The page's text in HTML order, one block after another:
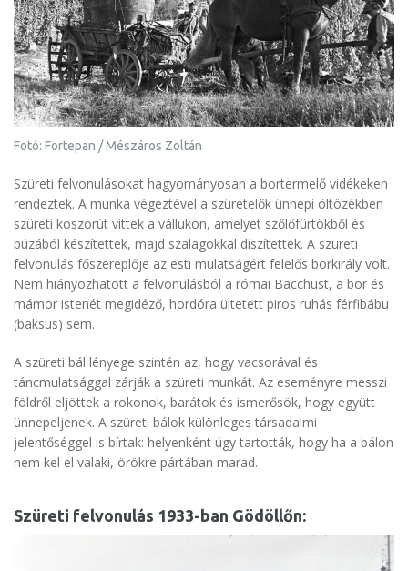
Fotó: Fortepan / Mészáros Zoltán
Szüreti felvonulásokat hagyományosan a bortermelő vidékeken
rendeztek. A munka végeztével a szüretelők ünnepi öltözékben
szüreti koszorút vittek a vállukon, amelyet szőlőfürtökből és
búzából készítettek, majd szalagokkal díszítettek. A szüreti
felvonulás főszereplője az esti mulatságért felelős borkirály volt.
Nem hiányozhatott a felvonulásból a római Bacchust, a bor és
mámor istenét megidéző, hordóra ültetett piros ruhás férfibábu
(baksus) sem.
A szüreti bál lényege szintén az, hogy vacsorával és
táncmulatsággal zárják a szüreti munkát. Az eseményre messzi
földről eljöttek a rokonok, barátok és ismerősök, hogy együtt
ünnepeljenek. A szüreti bálok különleges társadalmi
jelentőséggel is bírtak: helyenként úgy tartották, hogy ha a bálon
nem kel el valaki, örökre pártában marad.
Szüreti felvonulás 1933-ban Gödöllőn: